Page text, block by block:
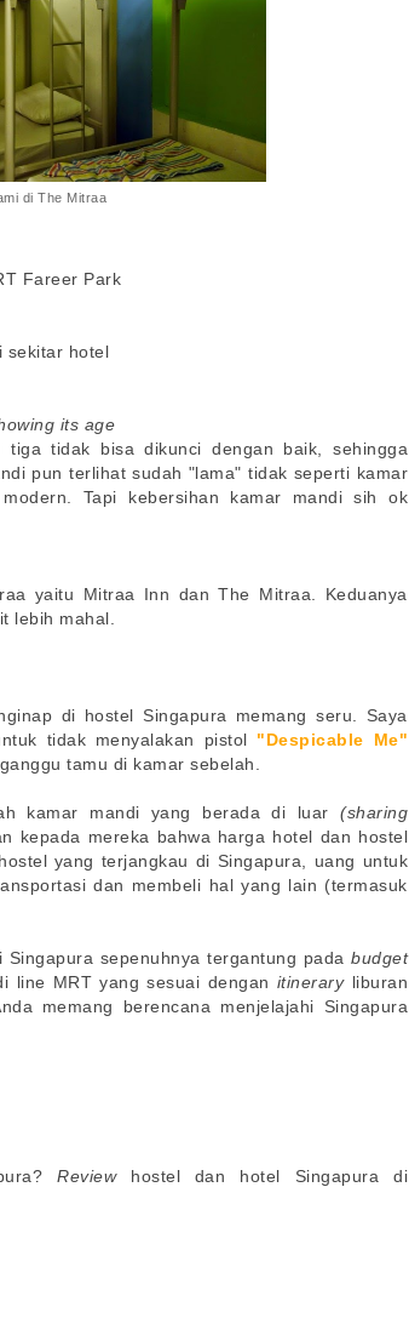
di The Mitraa
Fareer Park
sekitar hotel
its age
tidak bisa dikunci dengan baik, sehingga
pun terlihat sudah "lama" tidak seperti kamar
Tapi kebersihan kamar mandi sih ok
yaitu Mitraa Inn dan The Mitraa. Keduanya
lebih mahal.
di hostel Singapura memang seru. Saya
tidak menyalakan pistol "Despicable Me"
tamu di kamar sebelah.
kamar mandi yang berada di luar (sharing
kepada mereka bahwa harga hotel dan hostel
yang terjangkau di Singapura, uang untuk
dan membeli hal yang lain (termasuk
sepenuhnya tergantung pada budget
line MRT yang sesuai dengan itineraryliburan
memang berencana menjelajahi Singapura
Reviewhostel dan hotel Singapura di